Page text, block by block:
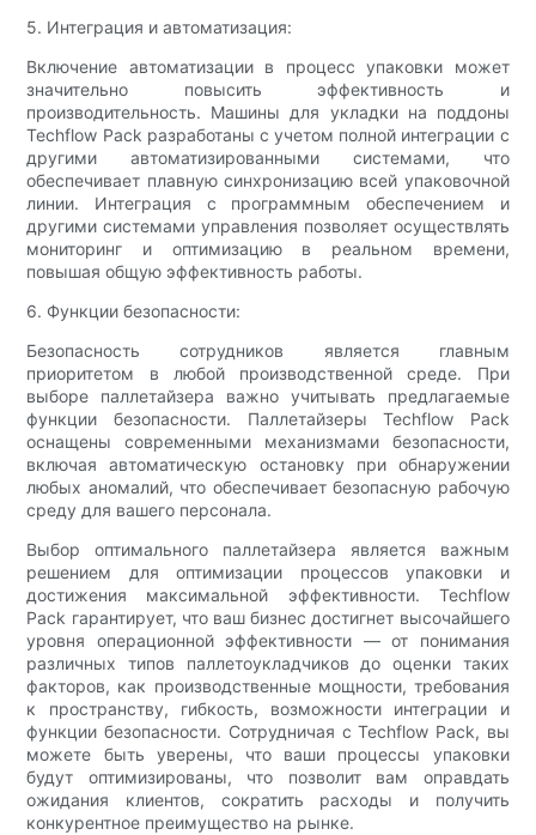
5. Интеграция и автоматизация:
Включение автоматизации в процесс упаковки может
значительно повысить эффективность и
производительность. Машины для укладки на поддоны
Techflow Pack разработаны с учетом полной интеграции с
другими автоматизированными системами, что
обеспечивает плавную синхронизацию всей упаковочной
линии. Интеграция с программным обеспечением и
другими системами управления позволяет осуществлять
мониторинг и оптимизацию в реальном времени,
повышая общую эффективность работы.
6. Функции безопасности:
Безопасность сотрудников является главным
приоритетом в любой производственной среде. При
выборе паллетайзера важно учитывать предлагаемые
функции безопасности. Паллетайзеры Techflow Pack
оснащены современными механизмами безопасности,
включая автоматическую остановку при обнаружении
любых аномалий, что обеспечивает безопасную рабочую
среду для вашего персонала.
Выбор оптимального паллетайзера является важным
решением для оптимизации процессов упаковки и
достижения максимальной эффективности. Techflow
Pack гарантирует, что ваш бизнес достигнет высочайшего
уровня операционной эффективности — от понимания
различных типов паллетоукладчиков до оценки таких
факторов, как производственные мощности, требования
к пространству, гибкость, возможности интеграции и
функции безопасности. Сотрудничая с Techflow Pack, вы
можете быть уверены, что ваши процессы упаковки
будут оптимизированы, что позволит вам оправдать
ожидания клиентов, сократить расходы и получить
конкурентное преимущество на рынке.